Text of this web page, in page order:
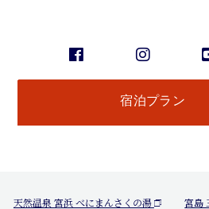
宿泊プラン
天然温泉 宮浜 べにまんさくの湯 宮島